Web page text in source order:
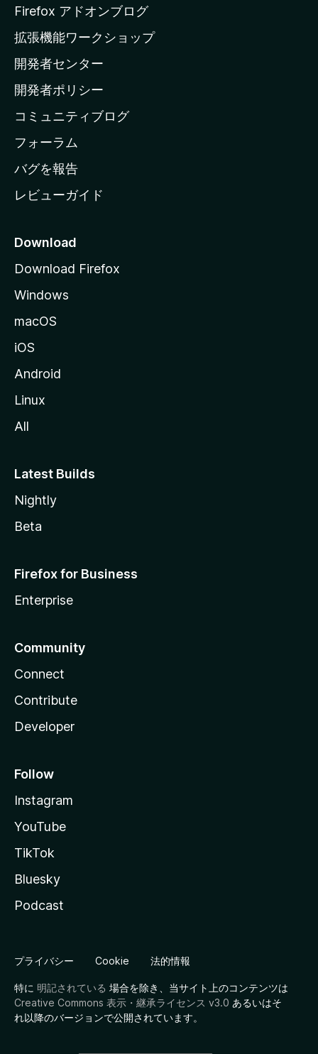
a
ホ
ー
ム
ー
ジ
へ
Firefox アドオンブログ
拡張機能ワークショップ
開発者センター
開発者ポリシー
コミュニティブログ
フォーラム
バグを報告
レビューガイド
Download
Download Firefox
Windows
macOS
iOS
Android
Linux
All
Latest Builds
Nightly
Beta
Firefox for Business
Enterprise
Community
Connect
Contribute
Developer
Follow
Instagram
YouTube
TikTok
Bluesky
Podcast
プライバシー Cookie 法的情報
特に 明記されている 場合を除き、当サイト上のコンテンツは
Creative Commons 表示・継承ライセンス v3.0 あるいはそ
れ以降のバージョンで公開されています。